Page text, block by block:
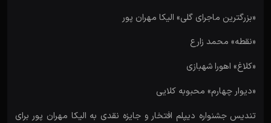
«بزرگترین ماجرای گلی» الیکا مهران پور
«نقطه» محمد زارع
«کلاغ» اهورا شهبازی
«دیوار چهارم» محبوبه کلایی
تندیس جشنواره دیپلم افتخار و جایزه نقدی به الیکا مهران پور برای